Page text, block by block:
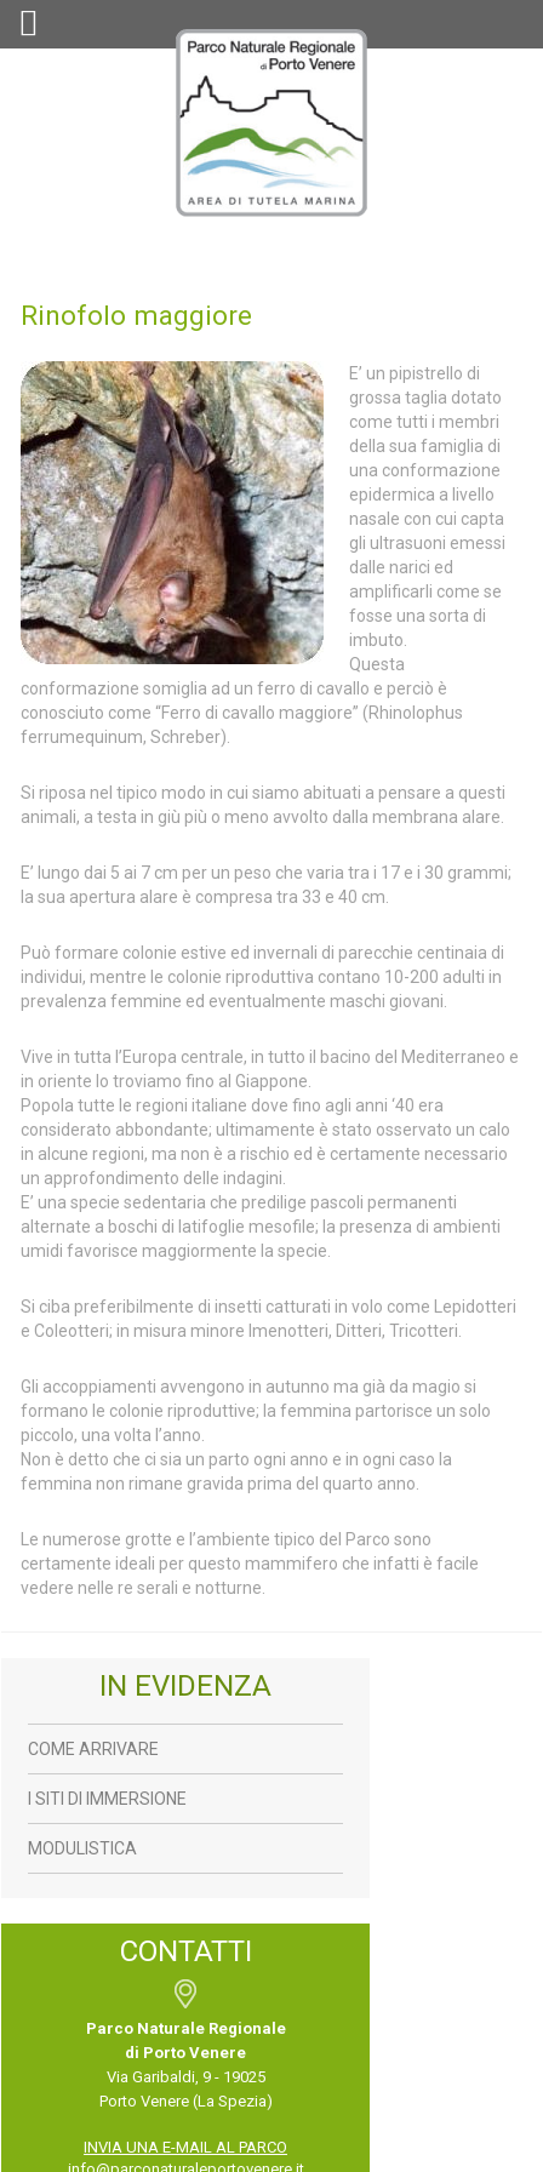
Rinofolo maggiore
E’ un pipistrello di
grossa taglia dotato
come tutti i membri
della sua famiglia di
una conformazione
epidermica a livello
nasale con cui capta
gli ultrasuoni emessi
dalle narici ed
amplificarli come se
fosse una sorta di
imbuto.
Questa
conformazione somiglia ad un ferro di cavallo e perciò è
conosciuto come “Ferro di cavallo maggiore” (Rhinolophus
ferrumequinum, Schreber).
Si riposa nel tipico modo in cui siamo abituati a pensare a questi
animali, a testa in giù più o meno avvolto dalla membrana alare.
E’ lungo dai 5 ai 7 cm per un peso che varia tra i 17 e i 30 grammi;
la sua apertura alare è compresa tra 33 e 40 cm.
Può formare colonie estive ed invernali di parecchie centinaia di
individui, mentre le colonie riproduttiva contano 10-200 adulti in
prevalenza femmine ed eventualmente maschi giovani.
Vive in tutta l’Europa centrale, in tutto il bacino del Mediterraneo e
in oriente lo troviamo fino al Giappone.
Popola tutte le regioni italiane dove fino agli anni ‘40 era
considerato abbondante; ultimamente è stato osservato un calo
in alcune regioni, ma non è a rischio ed è certamente necessario
un approfondimento delle indagini.
E’ una specie sedentaria che predilige pascoli permanenti
alternate a boschi di latifoglie mesofile; la presenza di ambienti
umidi favorisce maggiormente la specie.
Si ciba preferibilmente di insetti catturati in volo come Lepidotteri
e Coleotteri; in misura minore Imenotteri, Ditteri, Tricotteri.
Gli accoppiamenti avvengono in autunno ma già da magio si
formano le colonie riproduttive; la femmina partorisce un solo
piccolo, una volta l’anno.
Non è detto che ci sia un parto ogni anno e in ogni caso la
femmina non rimane gravida prima del quarto anno.
Le numerose grotte e l’ambiente tipico del Parco sono
certamente ideali per questo mammifero che infatti è facile
vedere nelle re serali e notturne.
CONTATTI
Parco Naturale Regionale
di Porto Venere
Via Garibaldi, 9 - 19025
Porto Venere (La Spezia)
INVIA UNA E-MAIL AL PARCO
IN EVIDENZA
COME ARRIVARE
I SITI DI IMMERSIONE
MODULISTICA